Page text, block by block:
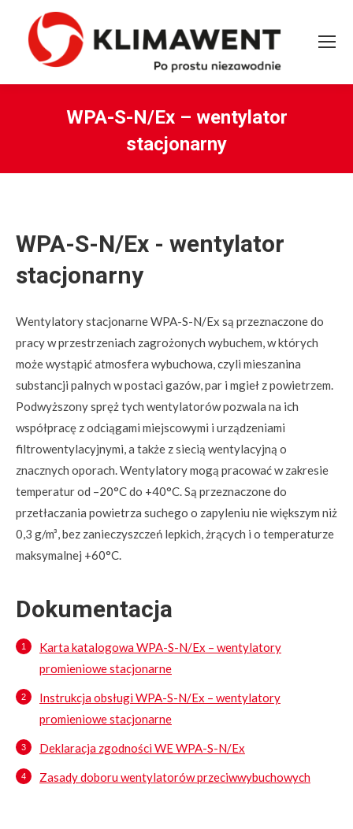
WPA-S-N/Ex – wentylator
stacjonarny
WPA-S-N/Ex - wentylator
stacjonarny
Wentylatory stacjonarne WPA-S-N/Ex są przeznaczone do
pracy w przestrzeniach zagrożonych wybuchem, w których
może wystąpić atmosfera wybuchowa, czyli mieszanina
substancji palnych w postaci gazów, par i mgieł z powietrzem.
Podwyższony spręż tych wentylatorów pozwala na ich
współpracę z odciągami miejscowymi i urządzeniami
filtrowentylacyjnymi, a także z siecią wentylacyjną o
znacznych oporach. Wentylatory mogą pracować w zakresie
temperatur od –20°C do +40°C. Są przeznaczone do
przetłaczania powietrza suchego o zapyleniu nie większym niż
0,3 g/m³, bez zanieczyszczeń lepkich, żrących i o temperaturze
maksymalnej +60°C.
Dokumentacja
Karta katalogowa WPA-S-N/Ex – wentylatory
promieniowe stacjonarne
Instrukcja obsługi WPA-S-N/Ex – wentylatory
promieniowe stacjonarne
Deklaracja zgodności WE WPA-S-N/Ex
Zasady doboru wentylatorów przeciwwybuchowych